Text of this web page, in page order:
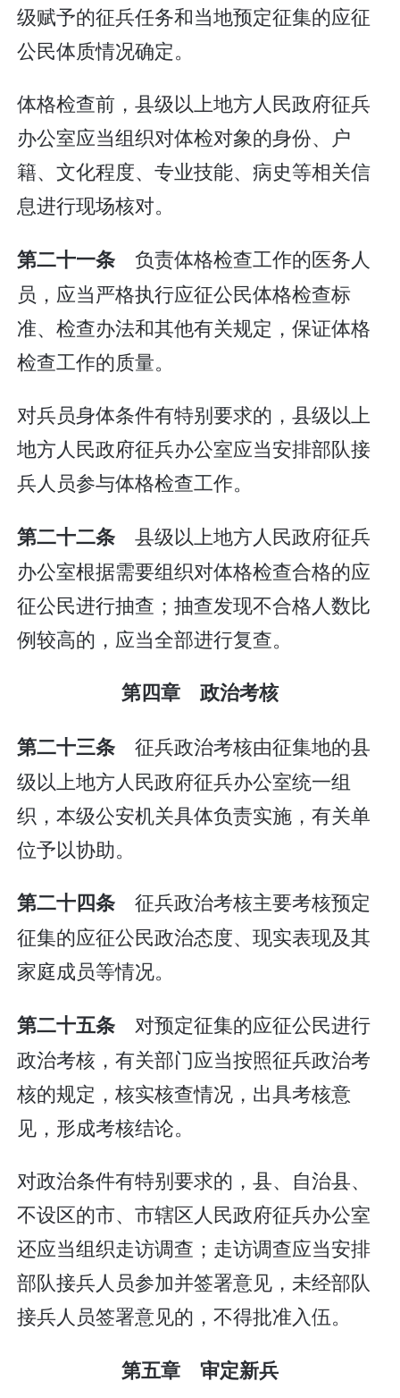
级赋予的征兵任务和当地预定征集的应征
公民体质情况确定。
体格检查前，县级以上地方人民政府征兵
办公室应当组织对体检对象的身份、户
籍、文化程度、专业技能、病史等相关信
息进行现场核对。
第二十一条 负责体格检查工作的医务人
员，应当严格执行应征公民体格检查标
准、检查办法和其他有关规定，保证体格
检查工作的质量。
对兵员身体条件有特别要求的，县级以上
地方人民政府征兵办公室应当安排部队接
兵人员参与体格检查工作。
第二十二条 县级以上地方人民政府征兵
办公室根据需要组织对体格检查合格的应
征公民进行抽查；抽查发现不合格人数比
例较高的，应当全部进行复查。
第四章 政治考核
第二十三条 征兵政治考核由征集地的县
级以上地方人民政府征兵办公室统一组
织，本级公安机关具体负责实施，有关单
位予以协助。
第二十四条 征兵政治考核主要考核预定
征集的应征公民政治态度、现实表现及其
家庭成员等情况。
第二十五条 对预定征集的应征公民进行
政治考核，有关部门应当按照征兵政治考
核的规定，核实核查情况，出具考核意
见，形成考核结论。
对政治条件有特别要求的，县、自治县、
不设区的市、市辖区人民政府征兵办公室
还应当组织走访调查；走访调查应当安排
部队接兵人员参加并签署意见，未经部队
接兵人员签署意见的，不得批准入伍。
第五章 审定新兵